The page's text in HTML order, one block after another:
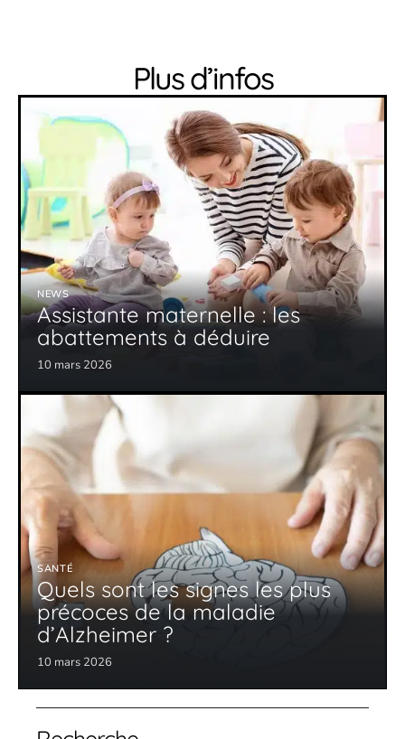
Plus d’infos
NEWS
Assistante maternelle : les
abattements à déduire
10 mars 2026
SANTÉ
Quels sont les signes les plus
précoces de la maladie
d’Alzheimer ?
10 mars 2026